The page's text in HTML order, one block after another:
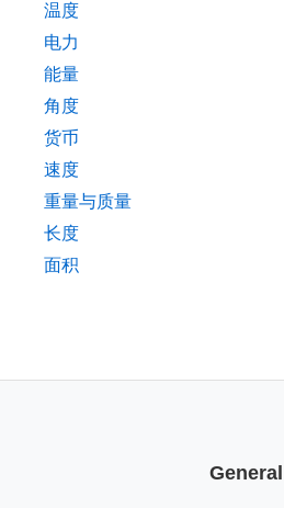
温度
电力
能量
角度
货币
速度
重量与质量
长度
面积
General